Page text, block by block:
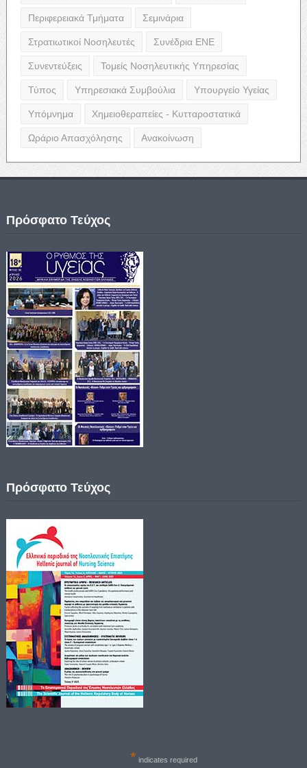
Περιφερειακά Τμήματα Σεμινάρια
Στρατιωτικοί Νοσηλευτές Συνέδρια ΕΝΕ
Συνεντεύξεις Τομείς Νοσηλευτικής Υπηρεσίας
Τύπος Υπηρεσιακά Συμβούλια Υπουργείο Υγείας
Υπόμνημα Χημειοθεραπείες - Κυτταροστατικά
Ωράριο Απασχόλησης Ανακοίνωση
Πρόσφατο Τεύχος
Πρόσφατο Τεύχος
* indicates required